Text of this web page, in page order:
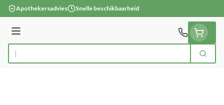
Ga naar de inhoud
Apothekersadvies Snelle beschikbaarheid
Menu
Product, merk, categorie... Zoek